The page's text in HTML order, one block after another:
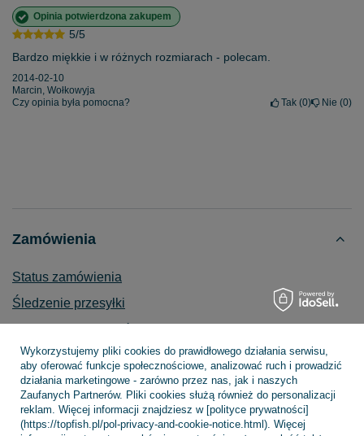
5/5
Opinia potwierdzona zakupem
Bardzo miękkie i w różnych rozmiarach - polecam.
2014-02-10
Marcin, Wołkowyja
Czy opinia była pomocna?
Tak 0 Nie 0
Zamówienia
Status zamówienia
Śledzenie przesyłki
Chcę zwrócić produkt
Chcę wymienić towar
Kontakt
Wykorzystujemy pliki cookies do prawidłowego działania serwisu,
aby oferować funkcje społecznościowe, analizować ruch i prowadzić
działania marketingowe - zarówno przez nas, jak i naszych
Zaufanych Partnerów. Pliki cookies służą również do personalizacji
reklam. Więcej informacji znajdziesz w [polityce prywatności]
(https://topfish.pl/pol-privacy-and-cookie-notice.html). Więcej